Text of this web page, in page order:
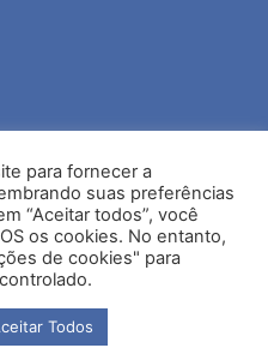
para fornecer a
suas preferências
“Aceitar todos”, você
os cookies. No entanto,
de cookies" para
Todos